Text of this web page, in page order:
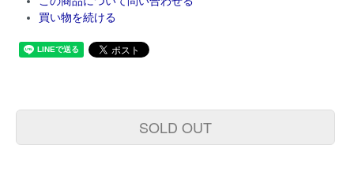
買い物を続ける
SOLD OUT